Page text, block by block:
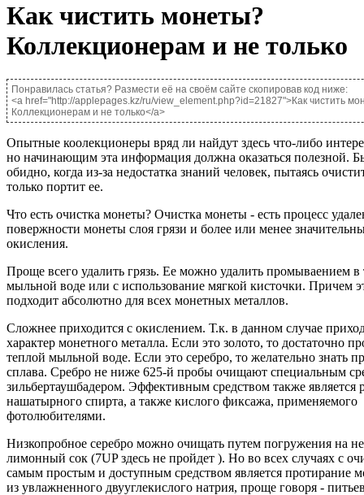
Как чистить монеты?
Коллекционерам и не только
Понравилась статья? Размести её на своём сайте скопировав код ниже:
<a href="http://applepages.kz/ru/view_element.php?id=21827">Как чистить
Коллекционерам и не только</a>
Опытные коолекционеры вряд ли найдут здесь что-либо
но начинающим эта информация должна оказаться полезной.
обидно, когда из-за недостатка знаний человек, пытаясь
только портит ее.
Что есть очистка монеты? Очистка монеты - есть процесс
повержности монеты слоя грязи и более или менее
окисления.
Проще всего удалить грязь. Ее можно удалить промываением в
мыльной воде или с использование мягкой кисточки. Причем
подходит абсолютно для всех монетных металлов.
Сложнее приходится с окислением. Т.к. в данном случае
характер монетного металла. Если это золото, то достаточно
теплой мыльной воде. Если это серебро, то желательно знать
сплава. Сребро не ниже 625-й пробы очищают специальным
зильбертаушбадером. Эффективным средством также является
нашатырного спирта, а также кислого фиксажа, применяемого
фотолюбителями.
Низкопробное серебро можно очищать путем погружения на
лимонный сок (7UP здесь не пройдет ). Но во всех случаях с
самым простым и доступным средством является протирание
из увлажненного двууглекислого натрия, проще говоря -